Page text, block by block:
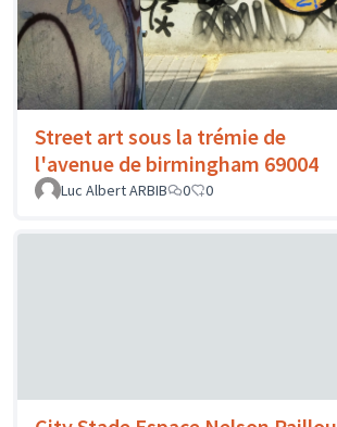
Street art sous la trémie de
l'avenue de birmingham 69004
Luc Albert ARBIB
0 0